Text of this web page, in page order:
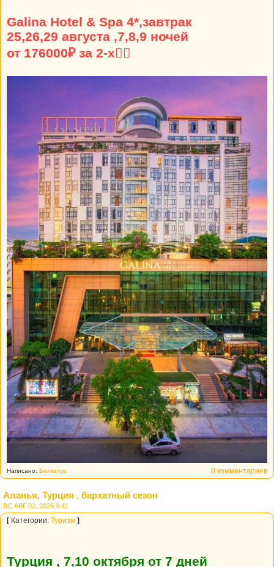
Galina Hotel & Spa 4*,завтрак
25,26,29 августа ,7,8,9 ночей
от 176000₽ за 2-х👍🏼
0 комментариев
Написано: Белкатур
Аланья, Турция , бархатный сезон
ВС АВГ 02, 2026 9:41
[ Категории: Туризм ]
Турция , 7,10 октября от 7 дней